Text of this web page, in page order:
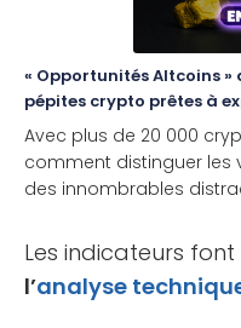
« Opportunités Altcoins »
pépites crypto prêtes à
Avec plus de 20 000
comment distinguer les
des innombrables
Les indicateurs font
l’analyse